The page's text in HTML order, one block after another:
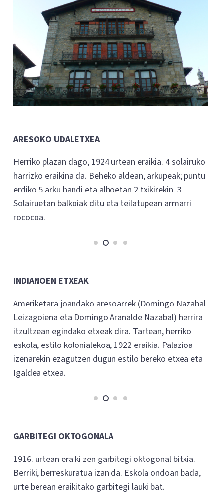
ARESOKO UDALETXEA
Herriko plazan dago, 1924.urtean eraikia. 4 solairuko
harrizko eraikina da. Beheko aldean, arkupeak; puntu
erdiko 5 arku handi eta alboetan 2 txikirekin. 3
Solairuetan balkoiak ditu eta teilatupean armarri
rococoa.
INDIANOEN ETXEAK
Ameriketara joandako aresoarrek (Domingo Nazabal
Leizagoiena eta Domingo Aranalde Nazabal) herrira
itzultzean egindako etxeak dira. Tartean, herriko
eskola, estilo kolonialekoa, 1922 eraikia. Palazioa
izenarekin ezagutzen dugun estilo bereko etxea eta
Igaldea etxea.
GARBITEGI OKTOGONALA
1916. urtean eraiki zen garbitegi oktogonal bitxia.
Berriki, berreskuratua izan da. Eskola ondoan bada,
urte berean eraikitako garbitegi lauki bat.